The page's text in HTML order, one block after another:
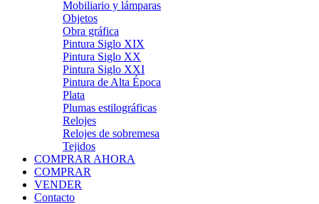
Mobiliario y lámparas
Objetos
Obra gráfica
Pintura Siglo XIX
Pintura Siglo XX
Pintura Siglo XXI
Pintura de Alta Época
Plata
Plumas estilográficas
Relojes
Relojes de sobremesa
Tejidos
COMPRAR AHORA
COMPRAR
VENDER
Contacto